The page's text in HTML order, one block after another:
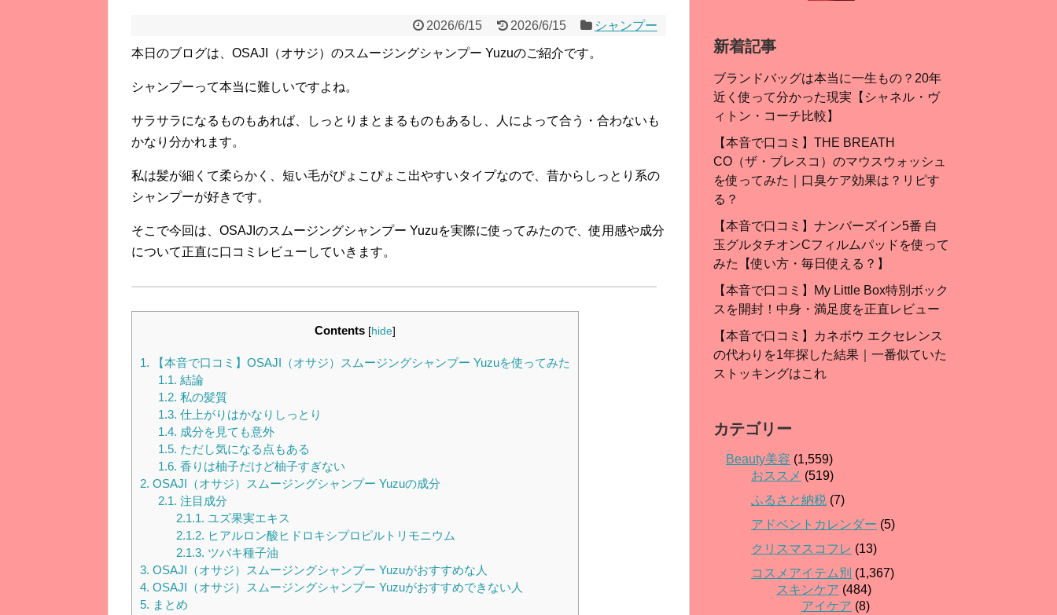
2026/6/15 2026/6/15 シャンプー
本日のブログは、OSAJI（オサジ）のスムージングシャンプー Yuzuのご紹介です。
シャンプーって本当に難しいですよね。
サラサラになるものもあれば、しっとりまとまるものもあるし、
人によって合う・合わないも
かなり分かれます。
私は髪が細くて柔らかく、 短い毛がぴょこぴょこ出やすいタイプなので、 昔からしっとり系の
シャンプーが好きです。
そこで今回は、OSAJIのスムージングシャンプー Yuzuを実際に使ってみたので、使用感や成分
について正直に口コミレビューしていきます。
Contents [hide]
1. 【本音で口コミ】OSAJI（オサジ）スムージングシャンプー Yuzuを使ってみた
1.1. 結論
1.2. 私の髪質
1.3. 仕上がりはかなりしっとり
1.4. 成分を見ても意外
1.5. ただし気になる点もある
1.6. 香りは柚子だけど柚子すぎない
2. OSAJI（オサジ）スムージングシャンプー Yuzuの成分
2.1. 注目成分
2.1.1. ユズ果実エキス
2.1.2. ヒアルロン酸ヒドロキシプロピルトリモニウム
2.1.3. ツバキ種子油
3. OSAJI（オサジ）スムージングシャンプー Yuzuがおすすめな人
4. OSAJI（オサジ）スムージングシャンプー Yuzuがおすすめできない人
5. まとめ
新着記事
ブランドバッグは本当に一生もの？20年
近く使って分かった現実【シャネル・ヴ
ィトン・コーチ比較】
【本音で口コミ】THE BREATH
CO（ザ・ブレスコ）のマウスウォッシュ
を使ってみた｜口臭ケア効果は？リピす
る？
【本音で口コミ】ナンバーズイン5番 白
玉グルタチオンCフィルムパッドを使って
みた【使い方・毎日使える？】
【本音で口コミ】My Little Box特別ボック
スを開封！中身・満足度を正直レビュー
【本音で口コミ】カネボウ エクセレンス
の代わりを1年探した結果｜一番似ていた
ストッキングはこれ
カテゴリー
Beauty美容 (1,559)
おススメ (519)
ふるさと納税 (7)
アドベントカレンダー (5)
クリスマスコフレ (13)
コスメアイテム別 (1,367)
スキンケア (484)
アイケア (8)